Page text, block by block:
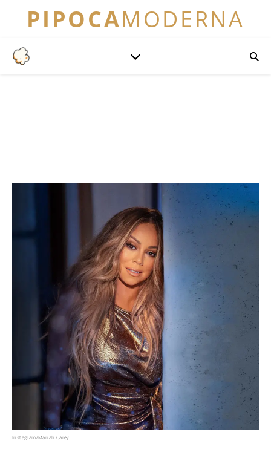
PIPOCAMODERNA
Instagram/Mariah Carey